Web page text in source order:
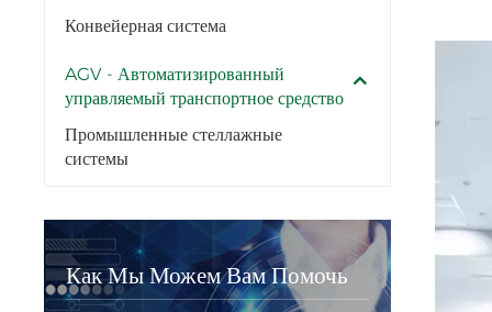
Конвейерная система
AGV - Автоматизированный
управляемый транспортное средство
Промышленные стеллажные
системы
Как Мы Можем Вам Помочь